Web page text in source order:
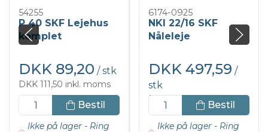
54255
P 40 SKF Lejehus
komplet
DKK 89,20 / stk
DKK 111,50 inkl. moms
Bestil
Ikke på lager - Ring
6174-0925
NKI 22/16 SKF
Nåleleje
DKK 497,59 /
stk
DKK 621,98 inkl. moms
Bestil
Ikke på lager - Ring